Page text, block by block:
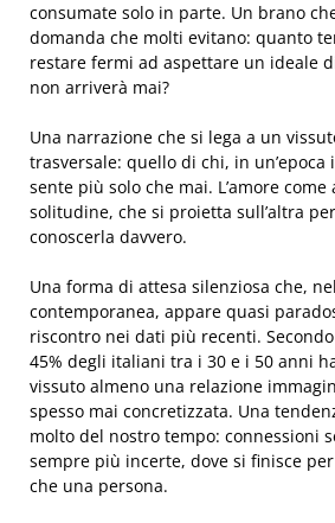
consumate solo in parte. Un brano
domanda che molti evitano: quanto
restare fermi ad aspettare un ideale
non arriverà mai?
Una narrazione che si lega a un
trasversale: quello di chi, in un’epoca
sente più solo che mai. L’amore
solitudine, che si proietta sull’altra
conoscerla davvero.
Una forma di attesa silenziosa che,
contemporanea, appare quasi
riscontro nei dati più recenti. Secondo
45% degli italiani tra i 30 e i 50 anni
vissuto almeno una relazione
spesso mai concretizzata. Una
molto del nostro tempo: connessioni
sempre più incerte, dove si finisce
che una persona.